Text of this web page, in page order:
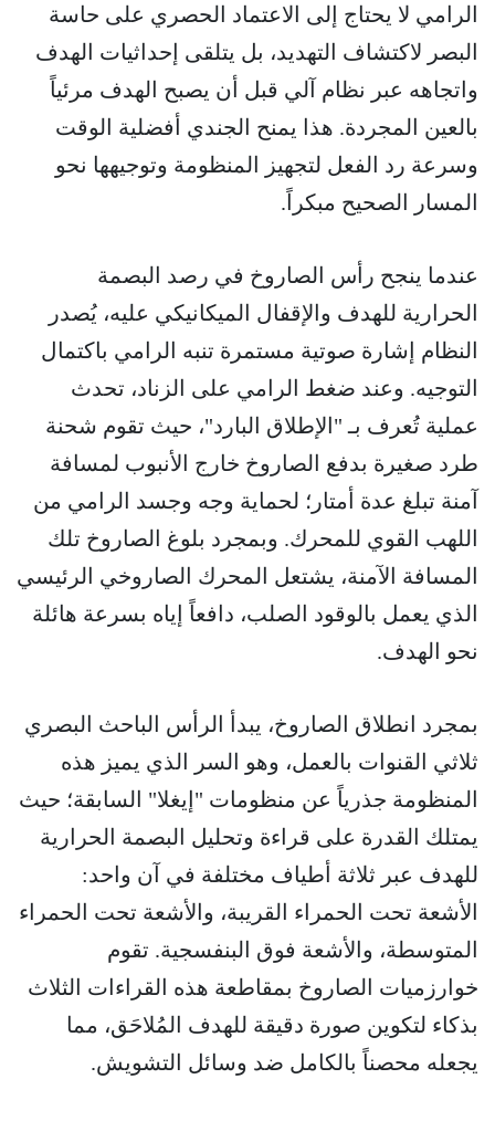
الرامي لا يحتاج إلى الاعتماد الحصري على حاسة
البصر لاكتشاف التهديد، بل يتلقى إحداثيات الهدف
واتجاهه عبر نظام آلي قبل أن يصبح الهدف مرئياً
بالعين المجردة. هذا يمنح الجندي أفضلية الوقت
وسرعة رد الفعل لتجهيز المنظومة وتوجيهها نحو
المسار الصحيح مبكراً.
عندما ينجح رأس الصاروخ في رصد البصمة
الحرارية للهدف والإقفال الميكانيكي عليه، يُصدر
النظام إشارة صوتية مستمرة تنبه الرامي باكتمال
التوجيه. وعند ضغط الرامي على الزناد، تحدث
عملية تُعرف بـ "الإطلاق البارد"، حيث تقوم شحنة
طرد صغيرة بدفع الصاروخ خارج الأنبوب لمسافة
آمنة تبلغ عدة أمتار؛ لحماية وجه وجسد الرامي من
اللهب القوي للمحرك. وبمجرد بلوغ الصاروخ تلك
المسافة الآمنة، يشتعل المحرك الصاروخي الرئيسي
الذي يعمل بالوقود الصلب، دافعاً إياه بسرعة هائلة
نحو الهدف.
بمجرد انطلاق الصاروخ، يبدأ الرأس الباحث البصري
ثلاثي القنوات بالعمل، وهو السر الذي يميز هذه
المنظومة جذرياً عن منظومات "إيغلا" السابقة؛ حيث
يمتلك القدرة على قراءة وتحليل البصمة الحرارية
للهدف عبر ثلاثة أطياف مختلفة في آن واحد:
الأشعة تحت الحمراء القريبة، والأشعة تحت الحمراء
المتوسطة، والأشعة فوق البنفسجية. تقوم
خوارزميات الصاروخ بمقاطعة هذه القراءات الثلاث
بذكاء لتكوين صورة دقيقة للهدف المُلاحَق، مما
يجعله محصناً بالكامل ضد وسائل التشويش.